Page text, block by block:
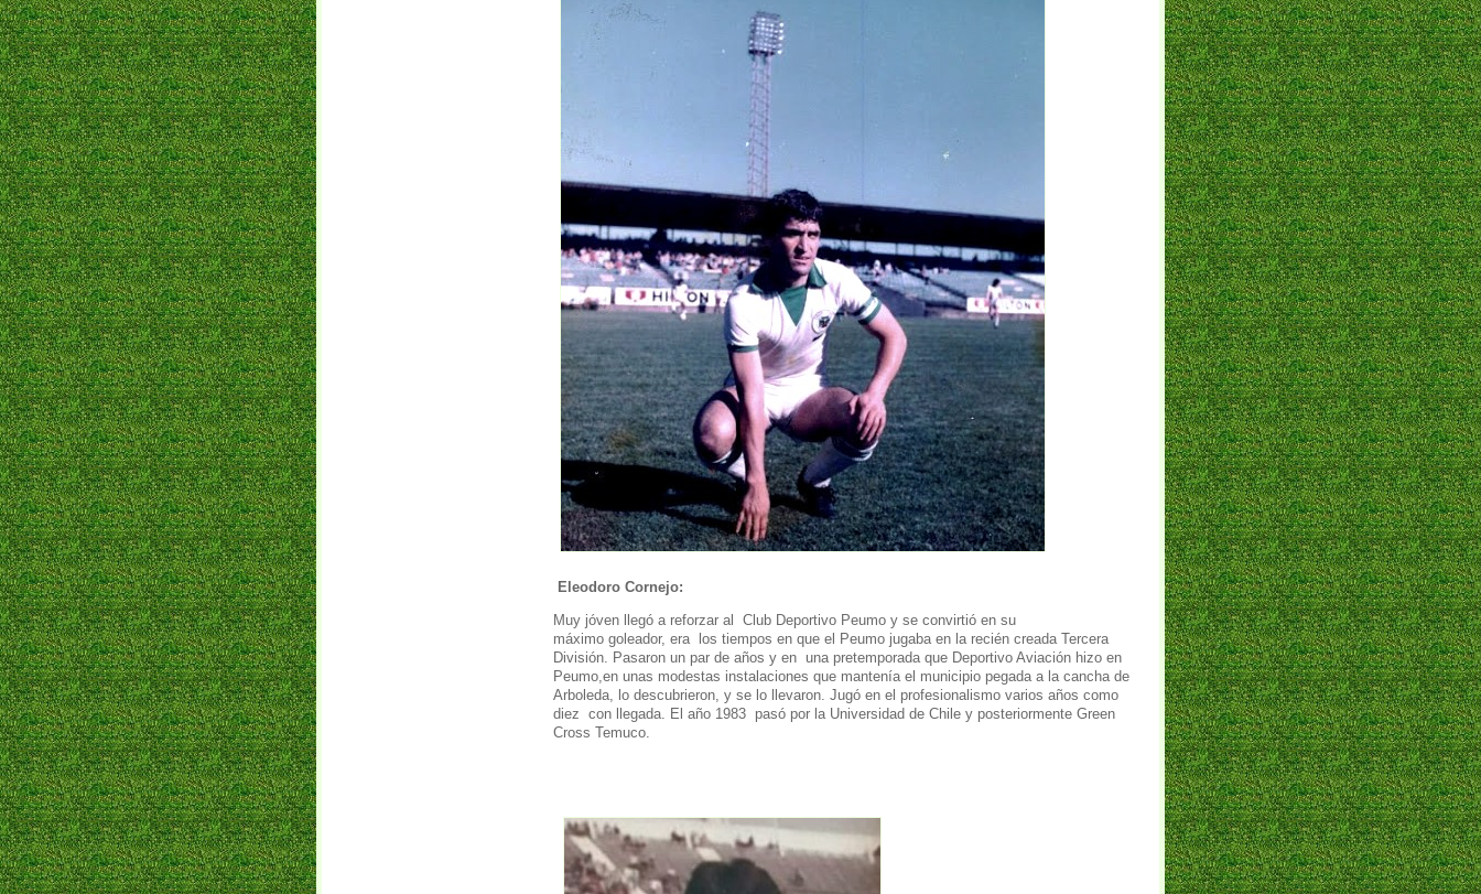
Eleodoro Cornejo:
Muy jóven llegó a reforzar al Club Deportivo Peumo y se convirtió en su
máximo goleador, era los tiempos en que el Peumo jugaba en la recién creada Tercera
División. Pasaron un par de años y en una pretemporada que Deportivo Aviación hizo en
Peumo,en unas modestas instalaciones que mantenía el municipio pegada a la cancha de
Arboleda, lo descubrieron, y se lo llevaron. Jugó en el profesionalismo varios años como
diez con llegada. El año 1983 pasó por la Universidad de Chile y posteriormente Green
Cross Temuco.